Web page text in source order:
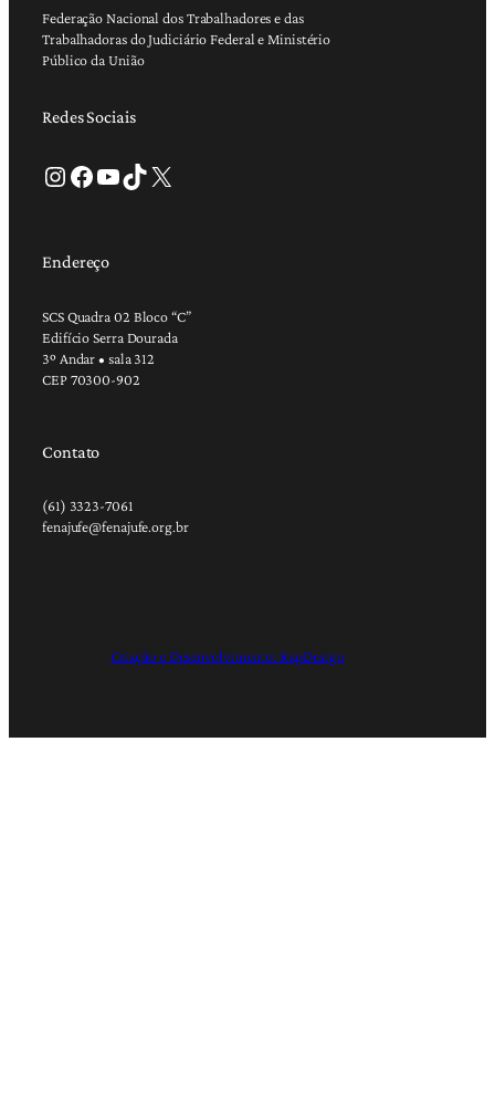
Federação Nacional dos Trabalhadores e das
Trabalhadoras do Judiciário Federal e Ministério
Público da União
Redes Sociais
Instagram Facebook Youtube TikTok X
Endereço
SCS Quadra 02 Bloco “C”
Edifício Serra Dourada
3º Andar • sala 312
CEP 70300-902
Contato
(61) 3323-7061
fenajufe@fenajufe.org.br
Criação e Desenvolvimento: RapDesign